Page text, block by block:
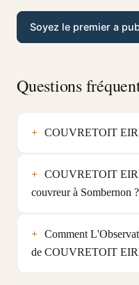
Soyez le premier a
Questions
COUVRETOIT
COUVRETOIT
couvreur à Sombernon ?
Comment
de COUVRETOIT